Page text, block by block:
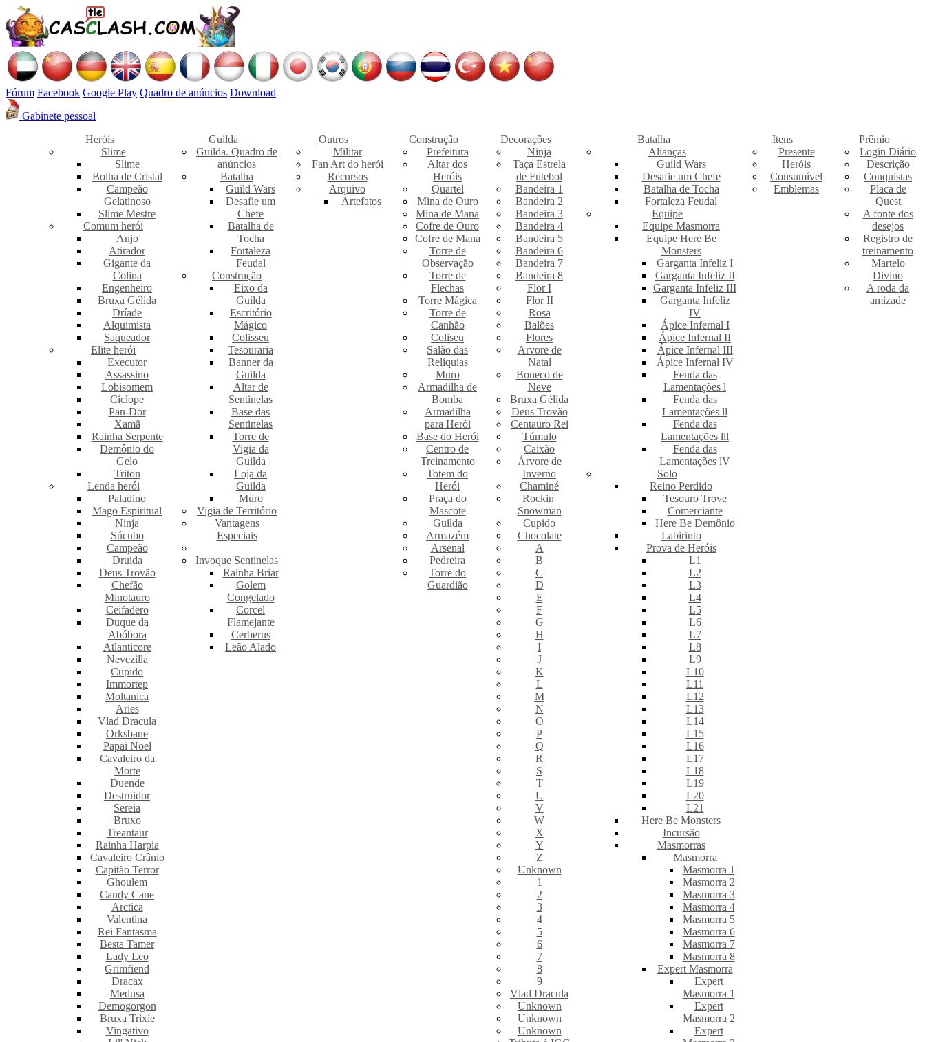
Fórum Facebook Google Play Quadro de anúncios Download
Gabinete pessoal
Heróis
Slime
Slime
Bolha de Cristal
Campeão
Gelatinoso
Slime Mestre
Comum herói
Anjo
Atirador
Gigante da
Colina
Engenheiro
Bruxa Gélida
Dríade
Alquimista
Saqueador
Elite herói
Executor
Assassino
Lobisomem
Ciclope
Pan-Dor
Xamã
Rainha Serpente
Demônio do
Gelo
Triton
Lenda herói
Paladino
Mago Espiritual
Ninja
Súcubo
Campeão
Druida
Deus Trovão
Chefão
Minotauro
Ceifadero
Duque da
Abóbora
Atlanticore
Nevezilla
Cupido
Immortep
Moltanica
Aries
Vlad Dracula
Orksbane
Papai Noel
Cavaleiro da
Morte
Duende
Destruidor
Sereia
Bruxo
Treantaur
Rainha Harpia
Cavaleiro Crânio
Capitão Terror
Ghoulem
Candy Cane
Arctica
Valentina
Rei Fantasma
Besta Tamer
Lady Leo
Grimfiend
Dracax
Medusa
Demogorgon
Bruxa Trixie
Vingativo
Guilda
Guilda. Quadro de
anúncios
Batalha
Guild Wars
Desafie um
Chefe
Batalha de
Tocha
Fortaleza
Feudal
Construção
Eixo da
Guilda
Escritório
Mágico
Colisseu
Tesouraria
Banner da
Guilda
Altar de
Sentinelas
Base das
Sentinelas
Torre de
Vigia da
Guilda
Loja da
Guilda
Muro
Vigia de Território
Vantagens
Especiais
Invoque Sentinelas
Rainha Briar
Golem
Congelado
Corcel
Flamejante
Cerberus
Leão Alado
Outros
Militar
Fan Art do herói
Recursos
Arquivo
Artefatos
Construção
Prefeitura
Altar dos
Heróis
Quartel
Mina de Ouro
Mina de Mana
Cofre de Ouro
Cofre de Mana
Torre de
Observação
Torre de
Flechas
Torre Mágica
Torre de
Canhão
Coliseu
Salão das
Relíquias
Muro
Armadilha de
Bomba
Armadilha
para Herói
Base do Herói
Centro de
Treinamento
Totem do
Herói
Praça do
Mascote
Guilda
Armazém
Arsenal
Pedreira
Torre do
Guardião
Decorações
Ninja
Taça Estrela
de Futebol
Bandeira 1
Bandeira 2
Bandeira 3
Bandeira 4
Bandeira 5
Bandeira 6
Bandeira 7
Bandeira 8
Flor I
Flor II
Rosa
Balões
Flores
Arvore de
Natal
Boneco de
Neve
Bruxa Gélida
Deus Trovão
Centauro Rei
Túmulo
Caixão
Árvore de
Inverno
Chaminé
Rockin'
Snowman
Cupido
Chocolate
A
B
C
D
E
F
G
H
I
J
K
L
M
N
O
P
Q
R
S
T
U
V
W
X
Y
Z
Unknown
1
2
3
4
5
6
7
8
9
Vlad Dracula
Unknown
Unknown
Unknown
Batalha
Alianças
Guild Wars
Desafie um Chefe
Batalha de Tocha
Fortaleza Feudal
Equipe
Equipe Masmorra
Equipe Here Be
Monsters
Garganta Infeliz I
Garganta Infeliz II
Garganta Infeliz III
Garganta Infeliz
IV
Ápice Infernal I
Ápice Infernal II
Ápice Infernal III
Ápice Infernal IV
Fenda das
Lamentações l
Fenda das
Lamentações ll
Fenda das
Lamentações lll
Fenda das
Lamentações lV
Solo
Reino Perdido
Tesouro Trove
Comerciante
Here Be Demônio
Labirinto
Prova de Heróis
L1
L2
L3
L4
L5
L6
L7
L8
L9
L10
L11
L12
L13
L14
L15
L16
L17
L18
L19
L20
L21
Here Be Monsters
Incursão
Masmorras
Masmorra
Masmorra 1
Masmorra 2
Masmorra 3
Masmorra 4
Masmorra 5
Masmorra 6
Masmorra 7
Masmorra 8
Expert Masmorra
Expert
Masmorra 1
Expert
Masmorra 2
Expert
Itens
Presente
Heróis
Consumível
Emblemas
Prêmio
Login Diário
Descrição
Conquistas
Placa de
Quest
A fonte dos
desejos
Registro de
treinamento
Martelo
Divino
A roda da
amizade